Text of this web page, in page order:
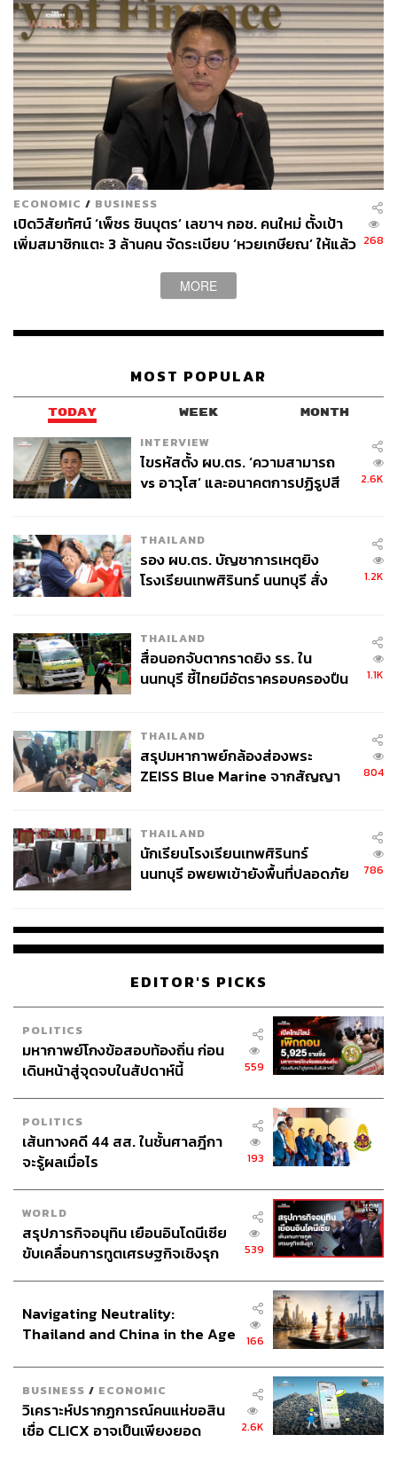
ECONOMIC / BUSINESS
เปิดวิสัยทัศน์ ‘เพ็ชร ชินบุตร’ เลขาฯ กอช. คนใหม่ ตั้งเป้า
เพิ่มสมาชิกแตะ 3 ล้านคน จัดระเบียบ ‘หวยเกษียณ’ ให้แล้ว 268
MORE
MOST POPULAR
TODAY WEEK MONTH
INTERVIEW
ไขรหัสตั้ง ผบ.ตร. ‘ความสามารถ
vs อาวุโส’ และอนาคตการปฏิรูปสี
2.6K
THAILAND
รอง ผบ.ตร. บัญชาการเหตุยิง
โรงเรียนเทพศิรินทร์ นนทบุรี สั่ง
1.2K
THAILAND
สื่อนอกจับตากราดยิง รร. ใน
นนทบุรี ชี้ไทยมีอัตราครอบครองปืน
1.1K
THAILAND
สรุปมหากาพย์กล้องส่องพระ
ZEISS Blue Marine จากสัญญา
จ่ายหนี้-แอบระบุแบรนด์
804
THAILAND
นักเรียนโรงเรียนเทพศิรินทร์
นนทบุรี อพยพเข้ายังพื้นที่ปลอดภัย
786
EDITOR'S PICKS
POLITICS
มหากาพย์โกงข้อสอบท้องถิ่น ก่อน
เดินหน้าสู่จุดจบในสัปดาห์นี้
559
POLITICS
เส้นทางคดี 44 สส. ในชั้นศาลฎีกา
จะรู้ผลเมื่อไร
193
WORLD
สรุปภารกิจอนุทิน เยือนอินโดนีเซีย
ขับเคลื่อนการทูตเศรษฐกิจเชิงรุก
539
Navigating Neutrality:
Thailand and China in the Age
166
BUSINESS / ECONOMIC
วิเคราะห์ปรากฏการณ์คนแห่ขอสิน
เชื่อ CLICX อาจเป็นเพียงยอด
2.6K